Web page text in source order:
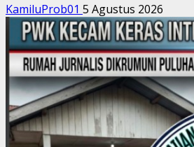
KamiluProb01 5 Agustus 2026